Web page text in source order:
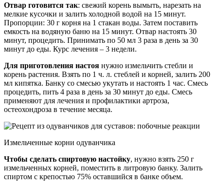
Отвар готовится так: свежий корень вымыть, нарезать на
мелкие кусочки и залить холодной водой на 15 минут.
Пропорции: 30 г корня на 1 стакан воды. Затем поставить
емкость на водяную баню на 15 минут. Отвар настоять 30
минут, процедить. Принимать по 50 мл 3 раза в день за 30
минут до еды. Курс лечения – 3 недели.
Для приготовления настоя нужно измельчить стебли и
корень растения. Взять по 1 ч. л. стеблей и корней, залить 200
мл кипятка. Банку со смесью укутать и настоять 1 час. Смесь
процедить, пить 4 раза в день за 30 минут до еды. Смесь
применяют для лечения и профилактики артроза,
остеохондроза в течение месяца.
Измельченные корни одуванчика
Чтобы сделать спиртовую настойку, нужно взять 250 г
измельченных корней, поместить в литровую банку. Залить
спиртом с крепостью 75% оставшийся в банке объем.